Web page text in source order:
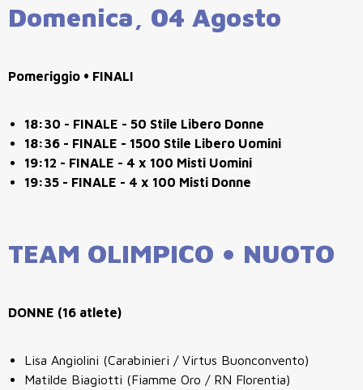
Domenica, 04 Agosto
Pomeriggio • FINALI
18:30 - FINALE - 50 Stile Libero Donne
18:36 - FINALE - 1500 Stile Libero Uomini
19:12 - FINALE - 4 x 100 Misti Uomini
19:35 - FINALE - 4 x 100 Misti Donne
TEAM OLIMPICO • NUOTO
DONNE (16 atlete)
Lisa Angiolini (Carabinieri / Virtus Buonconvento)
Matilde Biagiotti (Fiamme Oro / RN Florentia)